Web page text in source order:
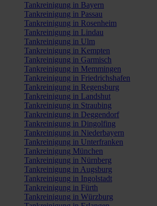
Tankreinigung in Bayern
Tankreinigung in Passau
Tankreinigung in Rosenheim
Tankreinigung in Lindau
Tankreinigung in Ulm
Tankreinigung in Kempten
Tankreinigung in Garmisch
Tankreinigung in Memmingen
Tankreinigung in Friedrichshafen
Tankreinigung in Regensburg
Tankreinigung in Landshut
Tankreinigung in Straubing
Tankreinigung in Deggendorf
Tankreinigung in Dingolfing
Tankreinigung in Niederbayern
Tankreinigung in Unterfranken
Tankreinigung München
Tankreinigung in Nürnberg
Tankreinigung in Augsburg
Tankreinigung in Ingolstadt
Tankreinigung in Fürth
Tankreinigung in Würzburg